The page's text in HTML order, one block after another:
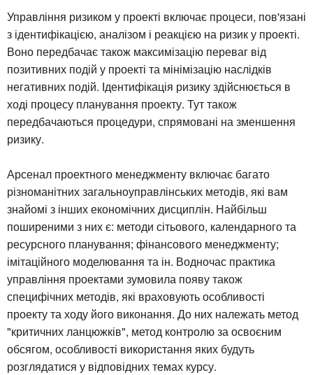
Управління ризиком у проекті включає процеси, пов'язані
з ідентифікацією, аналізом і реакцією на ризик у проекті.
Воно передбачає також максимізацію переваг від
позитивних подій у проекті та мінімізацію наслідків
негативних подій. Ідентифікація ризику здійснюється в
ході процесу планування проекту. Тут також
передбачаються процедури, спрямовані на зменшення
ризику.
Арсенал проектного менеджменту включає багато
різноманітних загальноуправлінських методів, які вам
знайомі з інших економічних дисциплін. Найбільш
поширеними з них є: методи сітьового, календарного та
ресурсного планування; фінансового менеджменту;
імітаційного моделювання та ін. Водночас практика
управління проектами зумовила появу також
специфічних методів, які враховують особливості
проекту та ходу його виконання. До них належать метод
"критичних ланцюжків", метод контролю за освоєним
обсягом, особливості використання яких будуть
розглядатися у відповідних темах курсу.